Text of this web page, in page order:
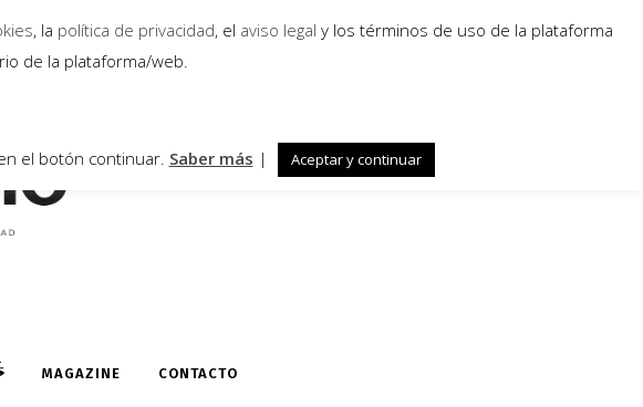
MAGAZINE CONTACTO
, la política de privacidad, el aviso legal y los términos de uso de la plataforma
de la plataforma/web.
el botón continuar. Saber más | Aceptar y continuar